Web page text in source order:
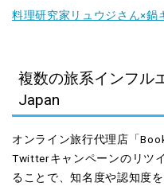
料理研究家リュウジさん×鍋
複数の旅系インフル
Japan
オンライン旅行代理店「
Twitterキャンペーンのリツ
ることで、知名度や認知度を